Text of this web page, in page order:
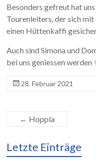
Besonders gefreut hat
Tourenleiters, der sich
einen Hüttenkaffi
Auch sind Simona und
bei uns geniessen werden
28. Februar 2021
← Hoppla
Letzte Einträge